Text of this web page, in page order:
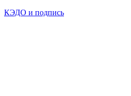
КЭДО и подпись